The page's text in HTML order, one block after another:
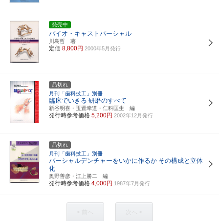
発売中
バイオ・キャストパーシャル
川島哲 著
定価 8,800円 2000年5月発行
品切れ
月刊「歯科技工」別冊
臨床でいきる 研磨のすべて
新谷明喜・玉置幸道・仁科匡生 編
発行時参考価格 5,200円 2002年12月発行
品切れ
月刊「歯科技工」別冊
パーシャルデンチャーをいかに作るか その構成と立体
化
奥野善彦・江上勝二 編
発行時参考価格 4,000円 1987年7月発行